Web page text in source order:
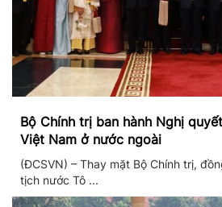
Bộ Chính trị ban hành Nghị
Việt Nam ở nước ngoài
(ĐCSVN) – Thay mặt Bộ Chính trị,
tịch nước Tô ...